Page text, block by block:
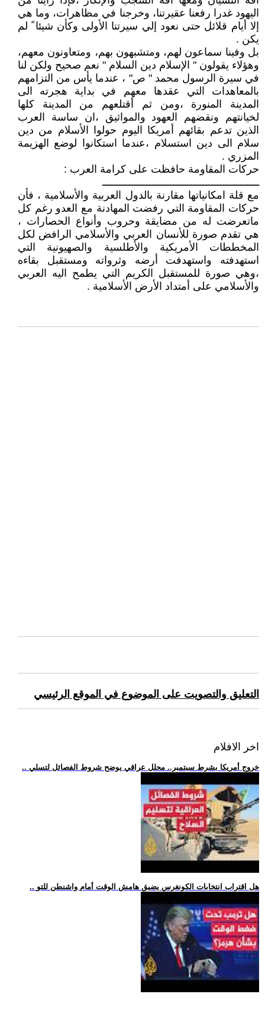
اليهود غدرا رفعنا عقيرتنا، وخرجنا في مظاهرات، وما هي
إلا أيام قلائل حتى نعود إلي سيرتنا الأولى وكأن شيئا ً لم
يكن .
بل وفينا سماعون لهم، ومتشبهون بهم، ومتعاونون معهم،
وهؤلاء يقولون " الإسلام دين السلام " نعم صحيح ولكن لنا
في سيرة الرسول محمد " ص" ، عندما يأس من التزامهم
بالمعاهدات التي عقدها معهم في بداية هجرته الى
المدينة المنورة ،ومن ثم أقتلعهم من المدينة كلها
لخيانتهم ونقضهم العهود والمواثيق ،ان ساسة العرب
الذين تدعم بقائهم أمريكا اليوم حولوا الأسلام من دين
سلام الى دين استسلام ،عندما استكانوا لوضع الهزيمة
المزري .
حركات المقاومة حافظت على كرامة العرب :
ـــــــــــــــــــــــــــــــــــــــــــــــــــــ
مع قلة امكانياتها مقارنة بالدول العربية والأسلامية ، فأن
حركات المقاومة التي رفضت المهادنة مع العدو رغم كل
ماتعرضت له من مضايقة وحروب وأنواع الحصارات ،
هي تقدم صورة للأنسان العربي والأسلامي الرافض لكل
المخططات الأمريكية والأطلسية والصهيونية التي
استهدفته واستهدفت أرضه وثرواته ومستقبل بقاءه
،وهي صورة للمستقبل الكريم التي يطمح اليه العربي
والأسلامي على أمتداد الأرض الأسلامية .
التعليق والتصويت على الموضوع في الموقع الرئيسي
اخر الافلام
.. خروج أمريكا بشرط سبتمبر.. محلل عراقي يوضح شروط الفصائل لتسلي
.. هل اقتراب انتخابات الكونغرس يضيق هامش الوقت أمام واشنطن للتو